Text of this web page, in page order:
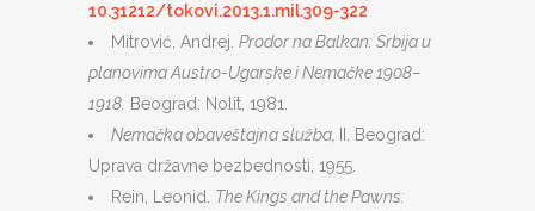
10.31212/tokovi.2013.1.mil.309-322
Mitrović, Andrej. Prodor na Balkan: Srbija u
planovima Austro-Ugarske i Nemačke 1908–
1918. Beograd: Nolit, 1981.
Nemačka obaveštajna služba,
II. Beograd:
Uprava državne bezbednosti, 1955.
Rein, Leonid. The Kings and the Pawns: